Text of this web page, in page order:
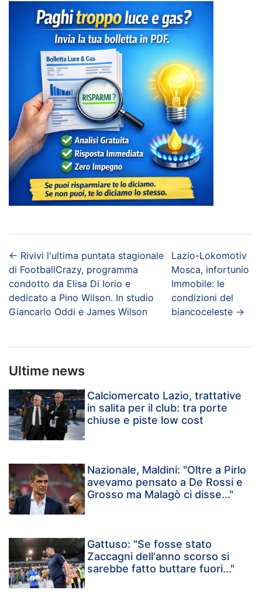
← Rivivi l'ultima puntata stagionale
di FootballCrazy, programma
condotto da Elisa Di Iorio e
dedicato a Pino Wilson. In studio
Giancarlo Oddi e James Wilson
Lazio-Lokomotiv
Mosca, infortunio
Immobile: le
condizioni del
biancoceleste→
Ultime news
Calciomercato Lazio, trattative
in salita per il club: tra porte
chiuse e piste low cost
Nazionale, Maldini: "Oltre a Pirlo
avevamo pensato a De Rossi e
Grosso ma Malagò ci disse..."
Gattuso: "Se fosse stato
Zaccagni dell'anno scorso si
sarebbe fatto buttare fuori..."